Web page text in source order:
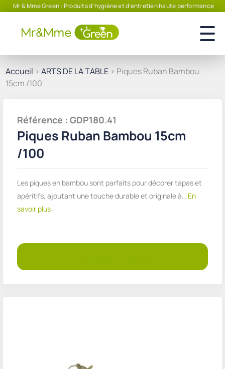
Mr & Mme Green : Produits d'hygiène et d'entretien haute performance
Accueil > ARTS DE LA TABLE > Piques Ruban Bambou
15cm /100
Référence : GDP180.41
Piques Ruban Bambou 15cm
/100
Les piques en bambou sont parfaits pour décorer tapas et
apéritifs, ajoutant une touche durable et originale à… En
savoir plus